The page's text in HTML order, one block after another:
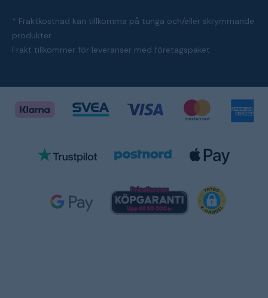
* Fraktkostnad kan tillkomma på tunga och/eller skrymmande
produkter
Frakt tillkommer för leveranser med företagspaket